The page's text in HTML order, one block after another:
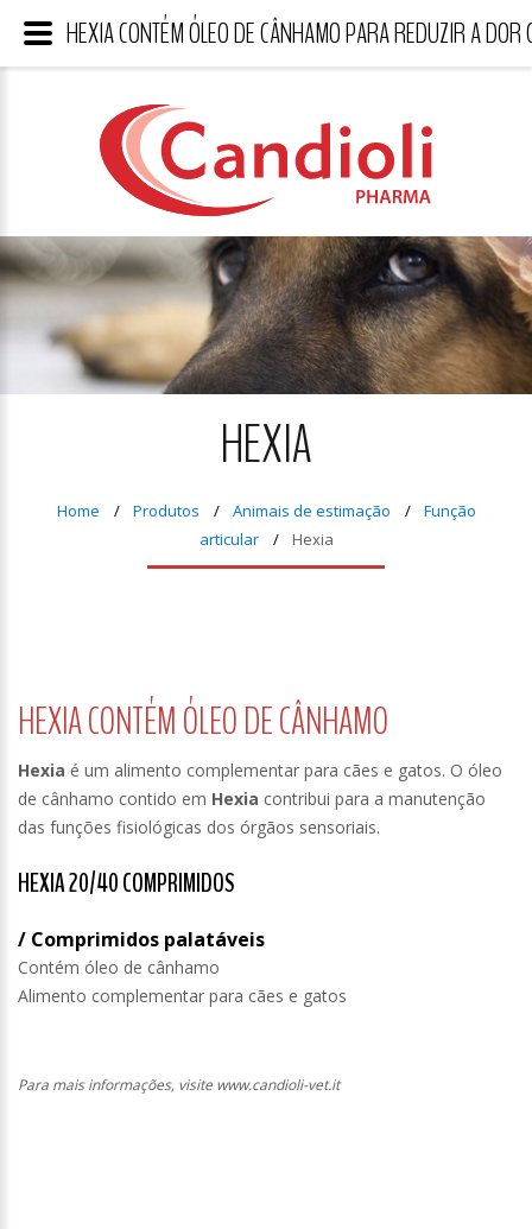
HEXIA
Home Produtos Animais de estimação
Função
articular
Hexia
HEXIA CONTÉM ÓLEO DE CÂNHAMO
Hexia é um alimento complementar para cães e gatos. O óleo
de cânhamo contido em Hexia contribui para a manutenção
das funções fisiológicas dos órgãos sensoriais.
HEXIA 20/40 COMPRIMIDOS
/ Comprimidos palatáveis
Contém óleo de cânhamo
Alimento complementar para cães e gatos
Para mais informações, visite www.candioli-vet.it
HEXIA CONTÉM ÓLEO DE CÂNHAMO PARA REDUZIR A DOR